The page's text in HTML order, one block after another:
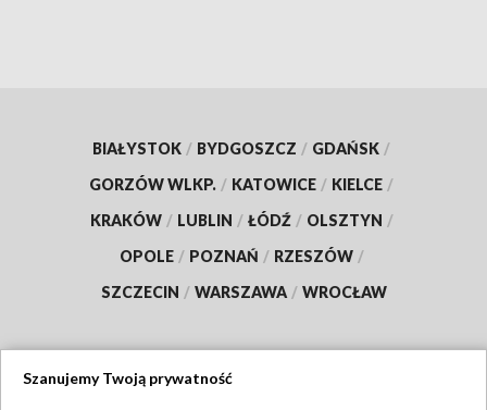
BIAŁYSTOK / BYDGOSZCZ / GDAŃSK /
GORZÓW WLKP. / KATOWICE / KIELCE /
KRAKÓW / LUBLIN / ŁÓDŹ / OLSZTYN /
OPOLE / POZNAŃ / RZESZÓW /
SZCZECIN / WARSZAWA / WROCŁAW
Szanujemy Twoją prywatność